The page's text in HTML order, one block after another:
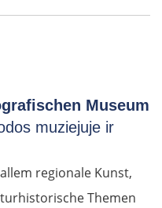
Museum
muziejuje ir
regionale Kunst,
Themen